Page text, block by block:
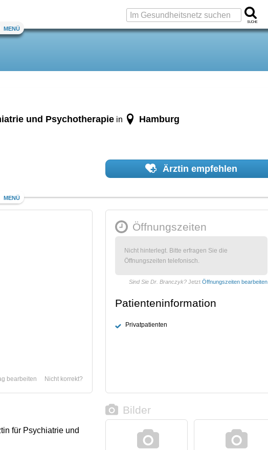
Suche
Menü
und Psychotherapie in Hamburg
Ärztin empfehlen
Menü
Nicht korrekt?
bearbeiten
Öffnungszeiten
Nicht hinterlegt. Bitte erfragen Sie die
Öffnungszeiten telefonisch.
Sind Sie Dr. Branczyk? Jetzt Öffnungszeiten bearbeiten
Patienteninformation
Privatpatienten
für Psychiatrie und
Bilder